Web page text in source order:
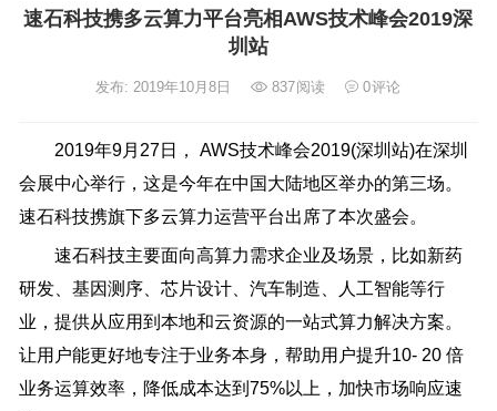
速石科技携多云算力平台亮相AWS技术峰会2019深
圳站
发布: 2019年10月8日 837阅读 0评论
2019年9月27日， AWS技术峰会2019(深圳站)在深圳
会展中心举行，这是今年在中国大陆地区举办的第三场。
速石科技携旗下多云算力运营平台出席了本次盛会。
速石科技主要面向高算力需求企业及场景，比如新药
研发、基因测序、芯片设计、汽车制造、人工智能等行
业，提供从应用到本地和云资源的一站式算力解决方案。
让用户能更好地专注于业务本身，帮助用户提升10- 20 倍
业务运算效率，降低成本达到75%以上，加快市场响应速